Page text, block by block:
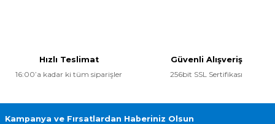
Ürün bilgilerinde hatalar bulunuyor.
Hızlı Teslimat
16:00’a kadar ki tüm siparişler
Güvenli Alışveriş
256bit SSL Sertifikası
Kampanya ve Fırsatlardan Haberiniz Olsun